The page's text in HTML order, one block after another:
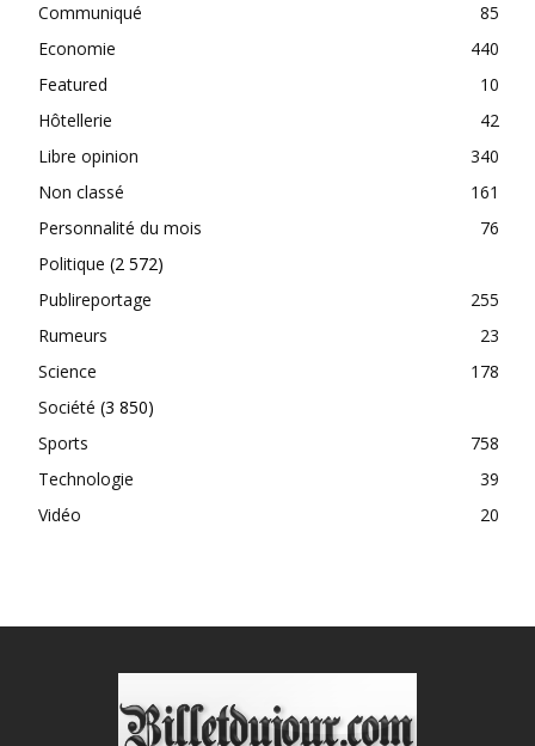
Communiqué
85
Economie
440
Featured
10
Hôtellerie
42
Libre opinion
340
Non classé
161
Personnalité du mois
76
Politique (2 572)
Publireportage
255
Rumeurs
23
Science
178
Société (3 850)
Sports
758
Technologie
39
Vidéo
20